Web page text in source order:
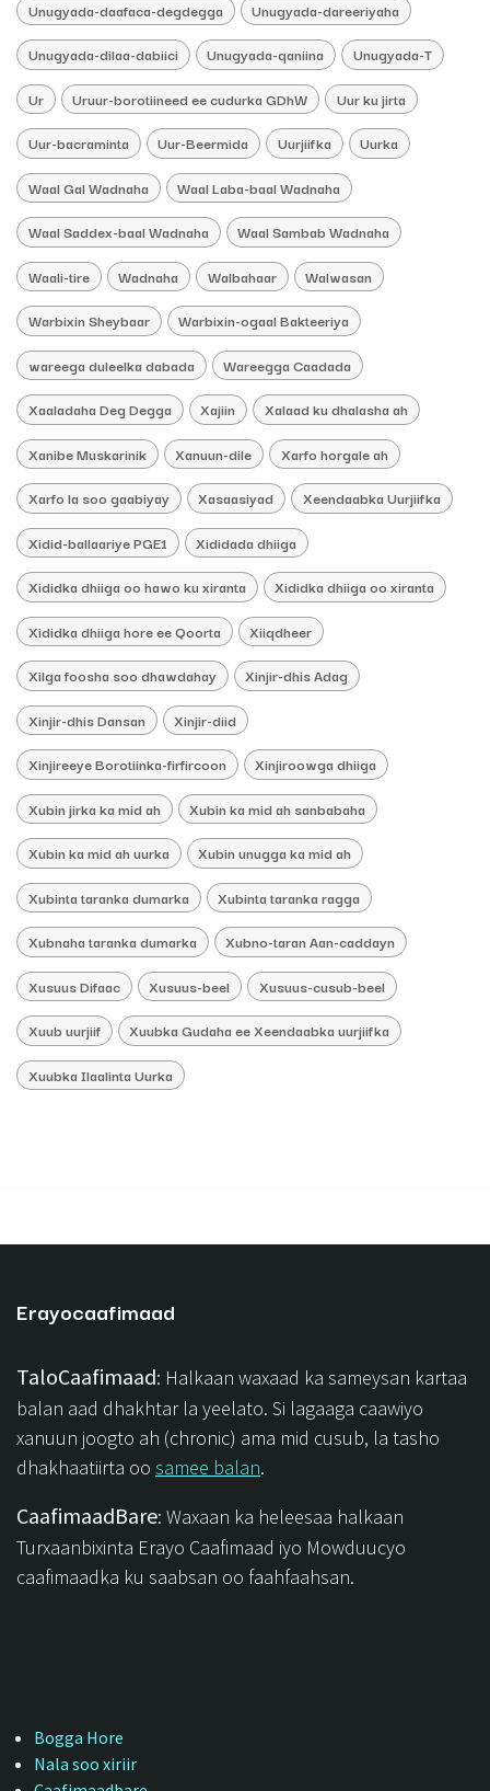
Unugyada-daafaca-degdegga Unugyada-dareeriyaha
Unugyada-dilaa-dabiici Unugyada-qaniina Unugyada-T
Ur Uruur-borotiineed ee cudurka GDhW Uur ku jirta
Uur-bacraminta Uur-Beermida Uurjiifka Uurka
Waal Gal Wadnaha Waal Laba-baal Wadnaha
Waal Saddex-baal Wadnaha Waal Sambab Wadnaha
Waali-tire Wadnaha Walbahaar Walwasan
Warbixin Sheybaar Warbixin-ogaal Bakteeriya
wareega duleelka dabada Wareegga Caadada
Xaaladaha Deg Degga Xajiin Xalaad ku dhalasha ah
Xanibe Muskarinik Xanuun-dile Xarfo horgale ah
Xarfo la soo gaabiyay Xasaasiyad Xeendaabka Uurjiifka
Xidid-ballaariye PGE1 Xididada dhiiga
Xididka dhiiga oo hawo ku xiranta Xididka dhiiga oo xiranta
Xididka dhiiga hore ee Qoorta Xiiqdheer
Xilga foosha soo dhawdahay Xinjir-dhis Adag
Xinjir-dhis Dansan Xinjir-diid
Xinjireeye Borotiinka-firfircoon Xinjiroowga dhiiga
Xubin jirka ka mid ah Xubin ka mid ah sanbabaha
Xubin ka mid ah uurka Xubin unugga ka mid ah
Xubinta taranka dumarka Xubinta taranka ragga
Xubnaha taranka dumarka Xubno-taran Aan-caddayn
Xusuus Difaac Xusuus-beel Xusuus-cusub-beel
Xuub uurjiif Xuubka Gudaha ee Xeendaabka uurjiifka
Xuubka Ilaalinta Uurka
Erayocaafimaad
TaloCaafimaad: Halkaan waxaad ka sameysan kartaa
balan aad dhakhtar la yeelato. Si lagaaga caawiyo
xanuun joogto ah (chronic) ama mid cusub, la tasho
dhakhaatiirta oo samee balan.
CaafimaadBare: Waxaan ka heleesaa halkaan
Turxaanbixinta Erayo Caafimaad iyo Mowduucyo
caafimaadka ku saabsan oo faahfaahsan.
Bogga Hore
Nala soo xiriir